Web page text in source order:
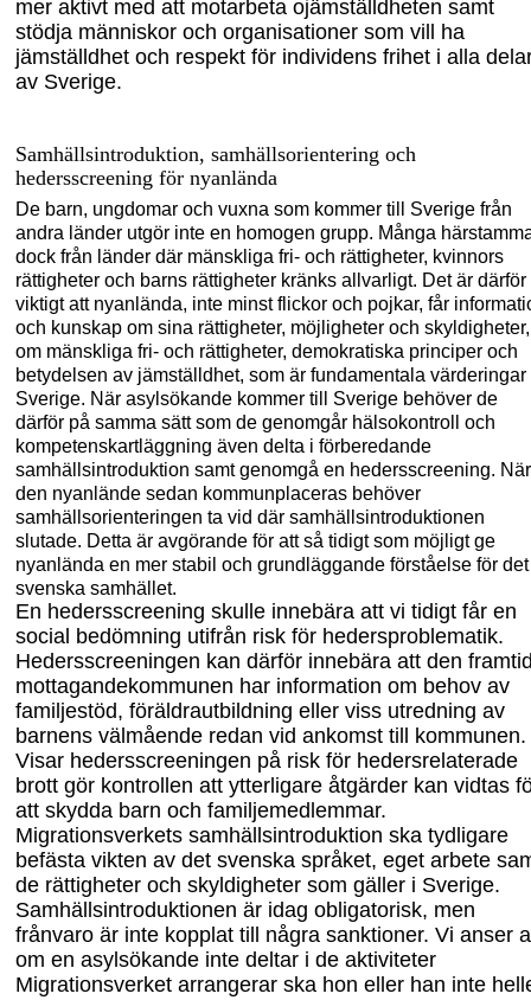
mer aktivt med att motarbeta ojämställdheten samt
stödja människor och organisationer som vill ha
jämställdhet och respekt för individens frihet i alla
av Sverige.
Samhällsintroduktion, samhällsorientering och
hedersscreening för nyanlända
De barn, ungdomar och vuxna som kommer till Sverige från
andra länder utgör inte en homogen grupp. Många
dock från länder där mänskliga fri- och rättigheter, kvinnors
rättigheter och barns rättigheter kränks allvarligt. Det är därför
viktigt att nyanlända, inte minst flickor och pojkar, får
och kunskap om sina rättigheter, möjligheter och skyldigheter,
om mänskliga fri- och rättigheter, demokratiska principer och
betydelsen av jämställdhet, som är fundamentala värderingar
Sverige. När asylsökande kommer till Sverige behöver de
därför på samma sätt som de genomgår hälsokontroll och
kompetenskartläggning även delta i förberedande
samhällsintroduktion samt genomgå en hedersscreening. När
den nyanlände sedan kommunplaceras behöver
samhällsorienteringen ta vid där samhällsintroduktionen
slutade. Detta är avgörande för att så tidigt som möjligt ge
nyanlända en mer stabil och grundläggande förståelse för det
svenska samhället.
En hedersscreening skulle innebära att vi tidigt får en
social bedömning utifrån risk för hedersproblematik.
Hedersscreeningen kan därför innebära att den
mottagandekommunen har information om behov av
familjestöd, föräldrautbildning eller viss utredning av
barnens välmående redan vid ankomst till kommunen.
Visar hedersscreeningen på risk för hedersrelaterade
brott gör kontrollen att ytterligare åtgärder kan vidtas
att skydda barn och familjemedlemmar.
Migrationsverkets samhällsintroduktion ska tydligare
befästa vikten av det svenska språket, eget arbete
de rättigheter och skyldigheter som gäller i Sverige.
Samhällsintroduktionen är idag obligatorisk, men
frånvaro är inte kopplat till några sanktioner. Vi anser
om en asylsökande inte deltar i de aktiviteter
Migrationsverket arrangerar ska hon eller han inte